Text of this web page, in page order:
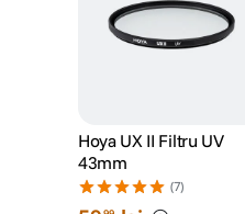
Hoya UX II Filtru UV
43mm
(7)